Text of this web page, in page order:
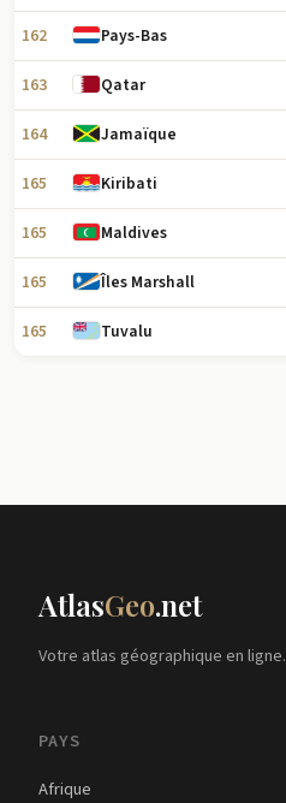
162 Pays-Bas
163 Qatar
164 Jamaïque
165 Kiribati
165 Maldives
165 Îles Marshall
165 Tuvalu
AtlasGeo.net
Votre atlas géographique en ligne.
PAYS
Afrique